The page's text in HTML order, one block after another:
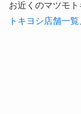
お近くのマツモ
トキヨシ店舗一覧